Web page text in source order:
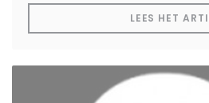
LEES HET